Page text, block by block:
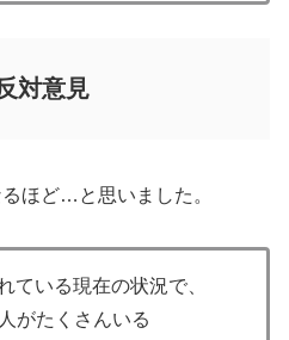
対意見
ほど…と思いました。
ている現在の状況で、
がたくさんいる